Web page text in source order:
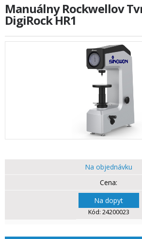
Manuálny Rockwellov
DigiRock HR1
Na objednávku
Na dopyt
Kód: 24200023